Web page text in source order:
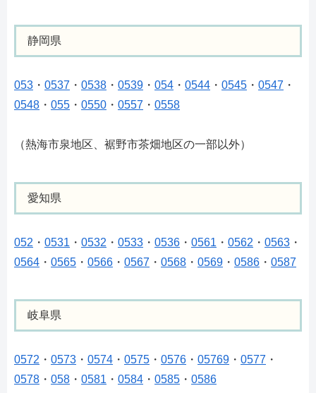
静岡県
053 ・ 0537 ・ 0538 ・ 0539 ・ 054 ・ 0544 ・ 0545 ・ 0547 ・
0548 ・ 055 ・ 0550 ・ 0557 ・ 0558
（熱海市泉地区、裾野市茶畑地区の一部以外）
愛知県
052 ・ 0531 ・ 0532 ・ 0533 ・ 0536 ・ 0561 ・ 0562 ・ 0563 ・
0564 ・ 0565 ・ 0566 ・ 0567 ・ 0568 ・ 0569 ・ 0586 ・ 0587
岐阜県
0572 ・ 0573 ・ 0574 ・ 0575 ・ 0576 ・ 05769 ・ 0577 ・
0578 ・ 058 ・ 0581 ・ 0584 ・ 0585 ・ 0586